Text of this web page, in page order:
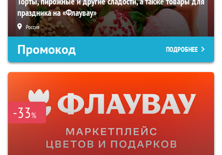
праздника на «Флаувау»
Россия
Промокод ПОДРОБНЕЕ
-33%